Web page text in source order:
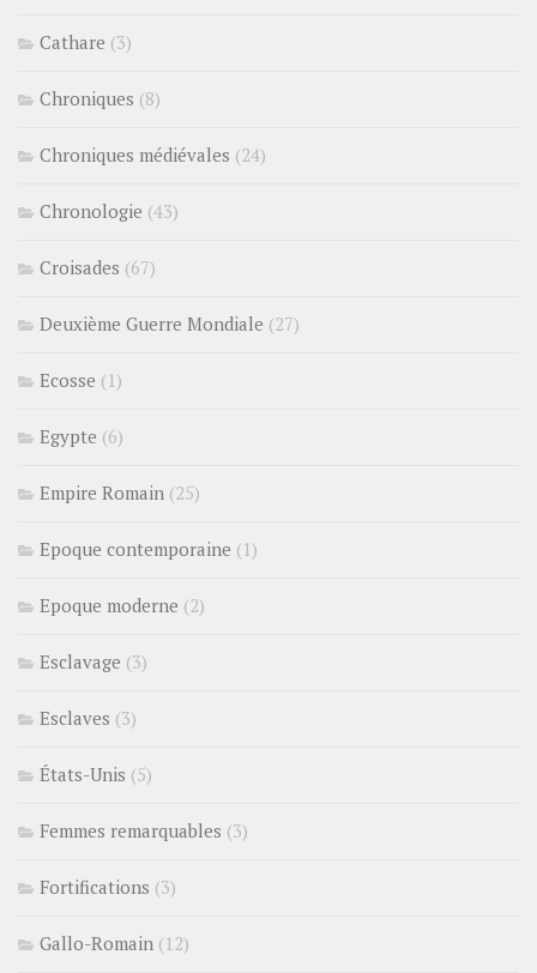
Cathare (3)
Chroniques (8)
Chroniques médiévales (24)
Chronologie (43)
Croisades (67)
Deuxième Guerre Mondiale (27)
Ecosse (1)
Egypte (6)
Empire Romain (25)
Epoque contemporaine (1)
Epoque moderne (2)
Esclavage (3)
Esclaves (3)
États-Unis (5)
Femmes remarquables (3)
Fortifications (3)
Gallo-Romain (12)